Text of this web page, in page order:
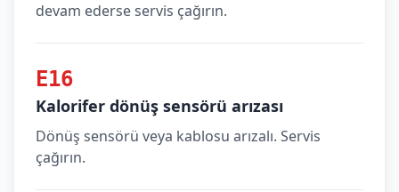
devam ederse servis çağırın.
E16
Kalorifer dönüş sensörü arızası
Dönüş sensörü veya kablosu arızalı. Servis
çağırın.